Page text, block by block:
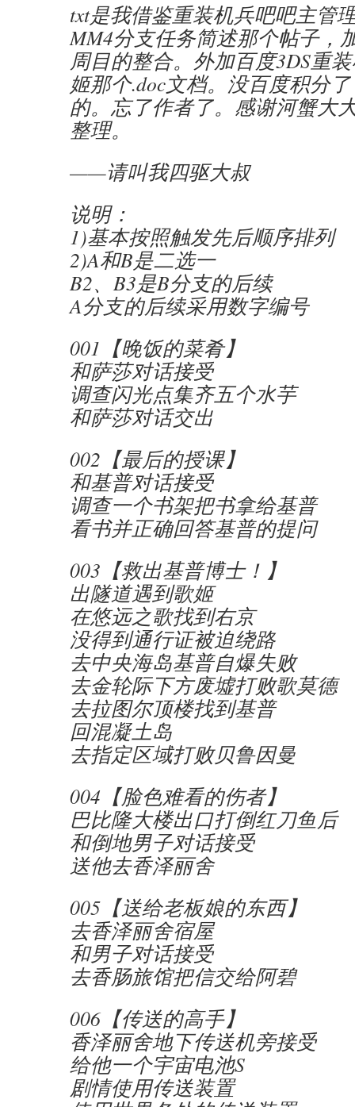
txt是我借鉴重装机兵吧吧主管
MM4分支任务简述那个帖子，
周目的整合。外加百度3DS重
姬那个.doc文档。没百度积分
的。忘了作者了。感谢河蟹大
整理。
——请叫我四驱大叔
说明：
1)基本按照触发先后顺序排列
2)A和B是二选一
B2、B3是B分支的后续
A分支的后续采用数字编号
001【晚饭的菜肴】
和萨莎对话接受
调查闪光点集齐五个水芋
和萨莎对话交出
002【最后的授课】
和基普对话接受
调查一个书架把书拿给基普
看书并正确回答基普的提问
003【救出基普博士！】
出隧道遇到歌姬
在悠远之歌找到右京
没得到通行证被迫绕路
去中央海岛基普自爆失败
去金轮际下方废墟打败歌莫德
去拉图尔顶楼找到基普
回混凝土岛
去指定区域打败贝鲁因曼
004【脸色难看的伤者】
巴比隆大楼出口打倒红刀鱼后
和倒地男子对话接受
送他去香泽丽舍
005【送给老板娘的东西】
去香泽丽舍宿屋
和男子对话接受
去香肠旅馆把信交给阿碧
006【传送的高手】
香泽丽舍地下传送机旁接受
给他一个宇宙电池S
剧情使用传送装置